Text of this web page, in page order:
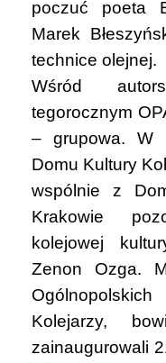
poczuć poeta
Marek
technice olejnej.
Wśród
tegorocznym
– grupowa. W
Domu Kultury
wspólnie z
Krakowie
kolejowej
Zenon Ozga.
Ogólnopolskich
Kolejarzy,
zainaugurowali